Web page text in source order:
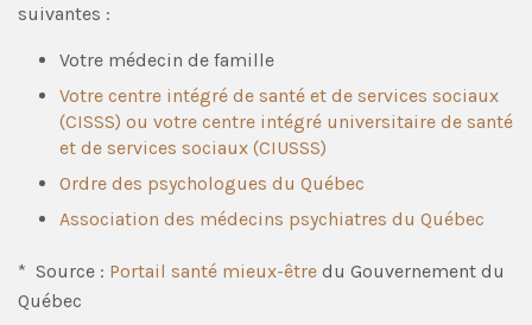
suivantes :
Votre médecin de famille
Votre centre intégré de santé et de services sociaux
(CISSS) ou votre centre intégré universitaire de santé
et de services sociaux (CIUSSS)
Ordre des psychologues du Québec
Association des médecins psychiatres du Québec
* Source : Portail santé mieux-être du Gouvernement du
Québec